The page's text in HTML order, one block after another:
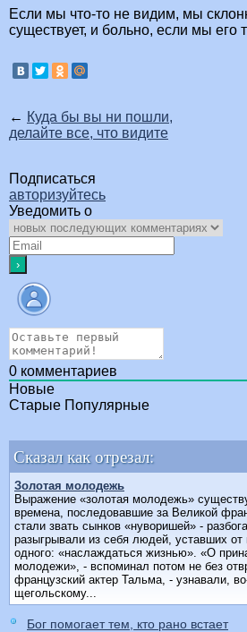
Если мы что-то не видим, мы
существует, и больно, если мы его
← Куда бы вы ни пошли,
делайте все, что видите
Подписаться
авторизуйтесь
Уведомить о
0 комментариев
Новые
Старые Популярные
Сказал как отрезал:
Золотая молодежь
Выражение «золотая молодежь»
времена, последовавшие за Великой
стали звать сынков «нуворишей» -
разыгрывали из себя людей, уставших
одного: «наслаждаться жизнью». «О
молодежи», - вспоминал потом не без
французский актер Тальма, - узнавали,
щегольскому...
Бог помогает тем, кто рано встает